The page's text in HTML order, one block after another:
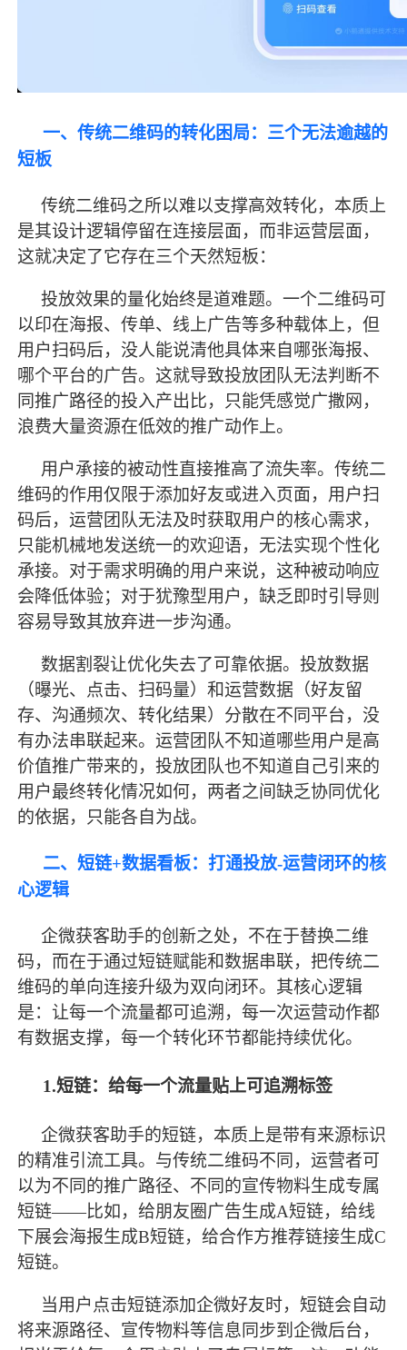
一、传统二维码的转化困局：三个无法逾越的
短板
传统二维码之所以难以支撑高效转化，本质上
是其设计逻辑停留在连接层面，而非运营层面，
这就决定了它存在三个天然短板：
投放效果的量化始终是道难题。一个二维码可
以印在海报、传单、线上广告等多种载体上，但
用户扫码后，没人能说清他具体来自哪张海报、
哪个平台的广告。这就导致投放团队无法判断不
同推广路径的投入产出比，只能凭感觉广撒网，
浪费大量资源在低效的推广动作上。
用户承接的被动性直接推高了流失率。传统二
维码的作用仅限于添加好友或进入页面，用户扫
码后，运营团队无法及时获取用户的核心需求，
只能机械地发送统一的欢迎语，无法实现个性化
承接。对于需求明确的用户来说，这种被动响应
会降低体验；对于犹豫型用户，缺乏即时引导则
容易导致其放弃进一步沟通。
数据割裂让优化失去了可靠依据。投放数据
（曝光、点击、扫码量）和运营数据（好友留
存、沟通频次、转化结果）分散在不同平台，没
有办法串联起来。运营团队不知道哪些用户是高
价值推广带来的，投放团队也不知道自己引来的
用户最终转化情况如何，两者之间缺乏协同优化
的依据，只能各自为战。
二、短链+数据看板：打通投放-运营闭环的核
心逻辑
企微获客助手的创新之处，不在于替换二维
码，而在于通过短链赋能和数据串联，把传统二
维码的单向连接升级为双向闭环。其核心逻辑
是：让每一个流量都可追溯，每一次运营动作都
有数据支撑，每一个转化环节都能持续优化。
1.短链：给每一个流量贴上可追溯标签
企微获客助手的短链，本质上是带有来源标识
的精准引流工具。与传统二维码不同，运营者可
以为不同的推广路径、不同的宣传物料生成专属
短链——比如，给朋友圈广告生成A短链，给线
下展会海报生成B短链，给合作方推荐链接生成C
短链。
当用户点击短链添加企微好友时，短链会自动
将来源路径、宣传物料等信息同步到企微后台，